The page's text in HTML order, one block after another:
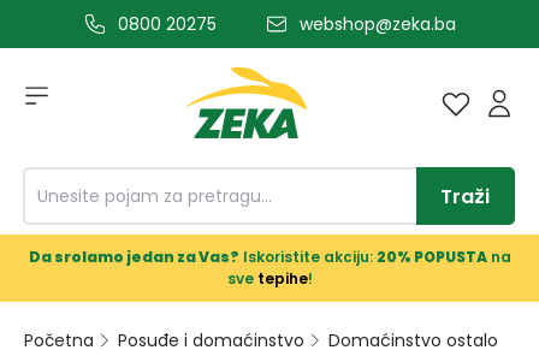
glavni sadržaj0800 20275 webshop@zeka.ba
Traži
Da srolamo jedan za Vas? Iskoristite akciju: 20% POPUSTAna
sve tepihe!
Početna Posuđe i domaćinstvo
Domaćinstvo ostalo